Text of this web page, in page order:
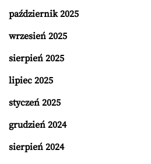
październik 2025
wrzesień 2025
sierpień 2025
lipiec 2025
styczeń 2025
grudzień 2024
sierpień 2024